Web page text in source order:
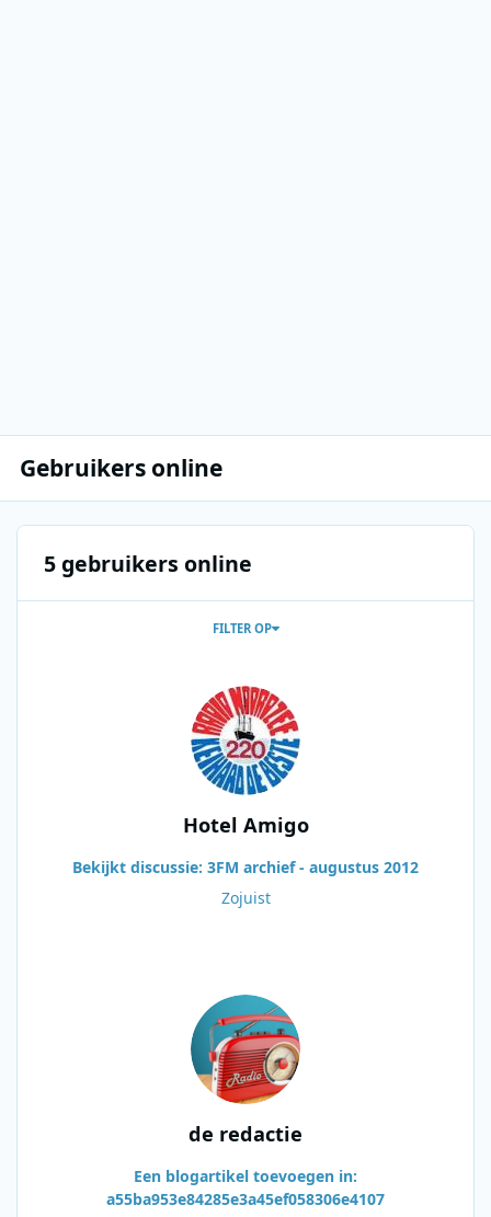
Gebruikers online
5 gebruikers online
FILTER OP
Hotel Amigo
Bekijkt discussie: 3FM archief - augustus 2012
Zojuist
de redactie
Een blogartikel toevoegen in:
a55ba953e84285e3a45ef058306e4107